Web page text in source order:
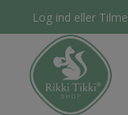
Log ind eller